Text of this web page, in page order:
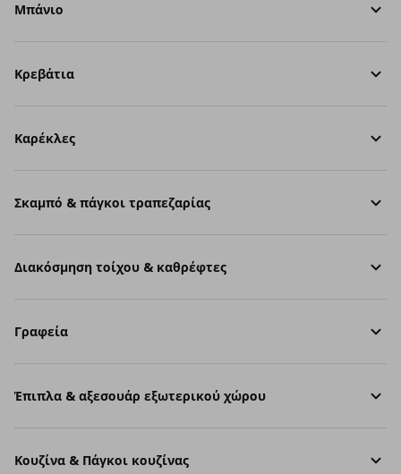
Μπάνιο
Κρεβάτια
Καρέκλες
Σκαμπό & πάγκοι τραπεζαρίας
Διακόσμηση τοίχου & καθρέφτες
Γραφεία
Έπιπλα & αξεσουάρ εξωτερικού χώρου
Κουζίνα & Πάγκοι κουζίνας